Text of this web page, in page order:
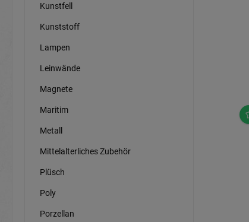
Kunstfell
Kunststoff
Lampen
Leinwände
Magnete
Maritim
Metall
Mittelalterliches Zubehör
Plüsch
Poly
Porzellan